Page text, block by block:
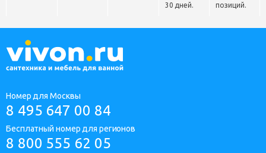
30 дней.
позиций.
Номер для Москвы
8 495 647 00 84
Бесплатный номер для регионов
8 800 555 62 05